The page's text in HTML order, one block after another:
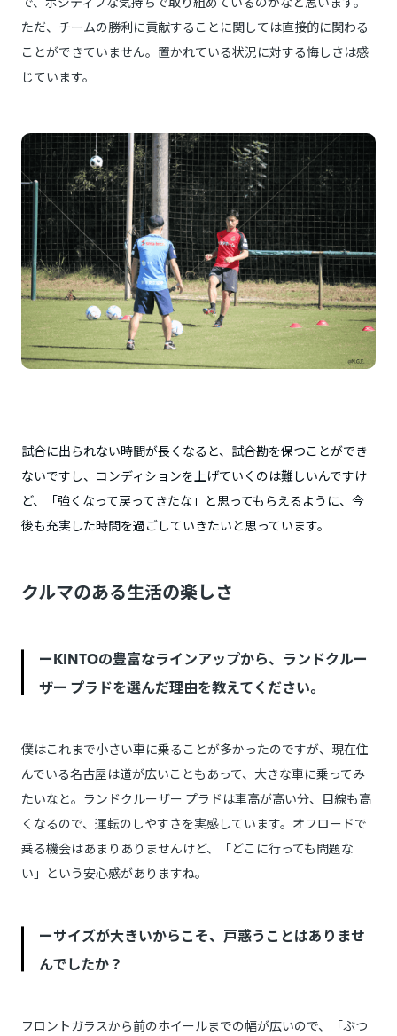
ただ、チームの勝利に貢献することに関しては直接的に関わる
ことができていません。置かれている状況に対する悔しさは感
じています。
試合に出られない時間が長くなると、試合勘を保つことができ
ないですし、コンディションを上げていくのは難しいんですけ
ど、「強くなって戻ってきたな」と思ってもらえるように、今
後も充実した時間を過ごしていきたいと思っています。
クルマのある生活の楽しさ
ーKINTOの豊富なラインアップから、ランドクルー
ザー プラドを選んだ理由を教えてください。
僕はこれまで小さい車に乗ることが多かったのですが、現在住
んでいる名古屋は道が広いこともあって、大きな車に乗ってみ
たいなと。ランドクルーザー プラドは車高が高い分、目線も高
くなるので、運転のしやすさを実感しています。オフロードで
乗る機会はあまりありませんけど、「どこに行っても問題な
い」という安心感がありますね。
ーサイズが大きいからこそ、戸惑うことはありませ
んでしたか？
フロントガラスから前のホイールまでの幅が広いので、「ぶつ